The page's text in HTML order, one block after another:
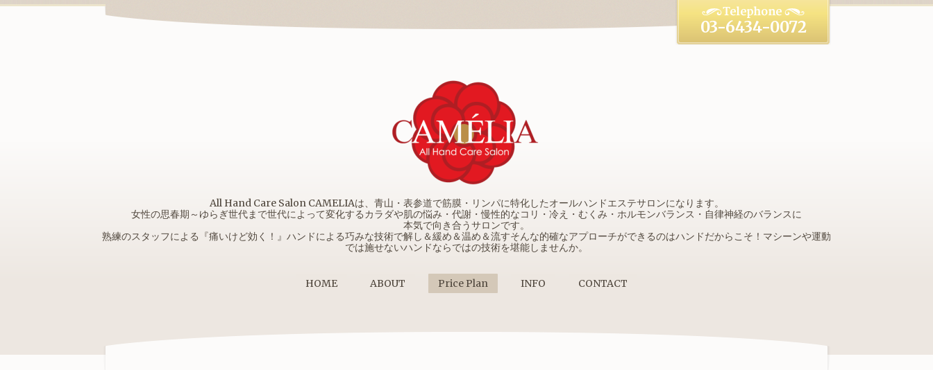
All Hand Care Salon CAMELIAは、青山・表参道で筋膜・リンパに特化したオールハンドエステサロンになります。
女性の思春期～ゆらぎ世代まで世代によって変化するカラダや肌の悩み・代謝・慢性的なコリ・冷え・むくみ・ホルモンバランス・自律神経のバランスに
本気で向き合うサロンです。
熟練のスタッフによる『痛いけど効く！』ハンドによる巧みな技術で解し＆緩め＆温め＆流すそんな的確なアプローチができるのはハンドだからこそ！マシーンや運動
では施せないハンドならではの技術を堪能しませんか。
03-6434-0072
HOME ABOUT Price Plan INFO CONTACT